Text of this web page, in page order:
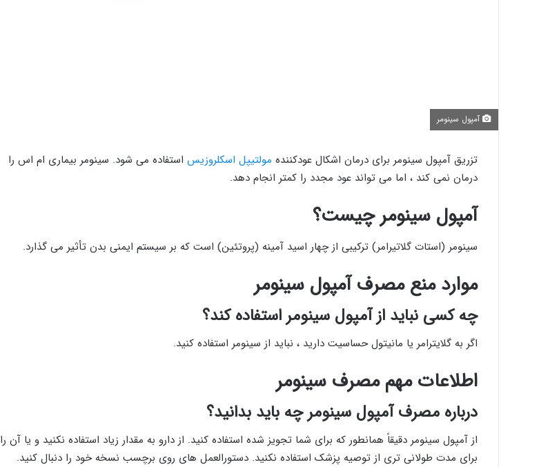
آمپول سینومر
تزریق آمپول سینومر برای درمان اشکال عودکننده مولتیپل اسکلروزیس استفاده می شود. سینومر بیماری ام اس را
درمان نمی کند ، اما می تواند عود مجدد را کمتر انجام دهد.
آمپول سینومر چیست؟
سینومر (استات گلاتیرامر) ترکیبی از چهار اسید آمینه (پروتئین) است که بر سیستم ایمنی بدن تأثیر می گذارد.
موارد منع مصرف آمپول سینومر
چه کسی نباید از آمپول سینومر استفاده کند؟
اگر به گلایترامر یا مانیتول حساسیت دارید ، نباید از سینومر استفاده کنید.
اطلاعات مهم مصرف سینومر
درباره مصرف آمپول سینومر چه باید بدانید؟
از آمپول سینومر دقیقاً همانطور که برای شما تجویز شده استفاده کنید. از دارو به مقدار زیاد استفاده نکنید و یا آن را
برای مدت طولانی تری از توصیه پزشک استفاده نکنید. دستورالعمل های روی برچسب نسخه خود را دنبال کنید.